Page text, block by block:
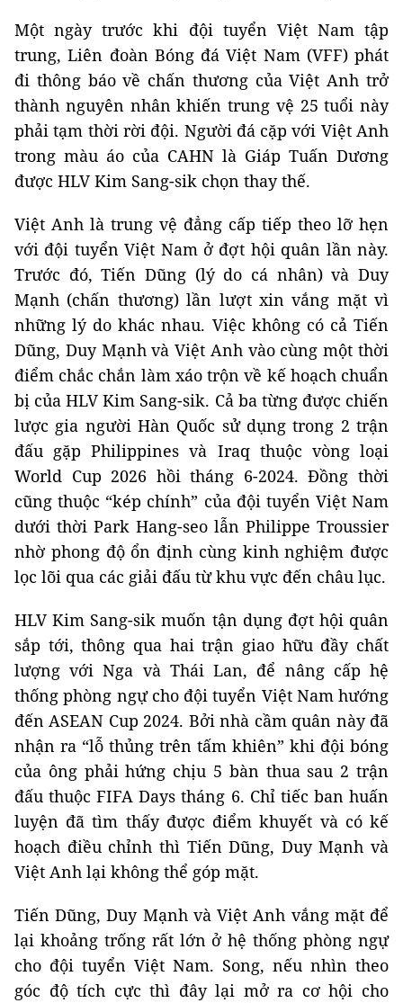
Một ngày trước khi đội tuyển Việt Nam tập
trung, Liên đoàn Bóng đá Việt Nam (VFF) phát
đi thông báo về chấn thương của Việt Anh trở
thành nguyên nhân khiến trung vệ 25 tuổi này
phải tạm thời rời đội. Người đá cặp với Việt Anh
trong màu áo của CAHN là Giáp Tuấn Dương
được HLV Kim Sang-sik chọn thay thế.
Việt Anh là trung vệ đẳng cấp tiếp theo lỡ hẹn
với đội tuyển Việt Nam ở đợt hội quân lần này.
Trước đó, Tiến Dũng (lý do cá nhân) và Duy
Mạnh (chấn thương) lần lượt xin vắng mặt vì
những lý do khác nhau. Việc không có cả Tiến
Dũng, Duy Mạnh và Việt Anh vào cùng một thời
điểm chắc chắn làm xáo trộn về kế hoạch chuẩn
bị của HLV Kim Sang-sik. Cả ba từng được chiến
lược gia người Hàn Quốc sử dụng trong 2 trận
đấu gặp Philippines và Iraq thuộc vòng loại
World Cup 2026 hồi tháng 6-2024. Đồng thời
cũng thuộc “kép chính” của đội tuyển Việt Nam
dưới thời Park Hang-seo lẫn Philippe Troussier
nhờ phong độ ổn định cùng kinh nghiệm được
lọc lõi qua các giải đấu từ khu vực đến châu lục.
HLV Kim Sang-sik muốn tận dụng đợt hội quân
sắp tới, thông qua hai trận giao hữu đầy chất
lượng với Nga và Thái Lan, để nâng cấp hệ
thống phòng ngự cho đội tuyển Việt Nam hướng
đến ASEAN Cup 2024. Bởi nhà cầm quân này đã
nhận ra “lỗ thủng trên tấm khiên” khi đội bóng
của ông phải hứng chịu 5 bàn thua sau 2 trận
đấu thuộc FIFA Days tháng 6. Chỉ tiếc ban huấn
luyện đã tìm thấy được điểm khuyết và có kế
hoạch điều chỉnh thì Tiến Dũng, Duy Mạnh và
Việt Anh lại không thể góp mặt.
Tiến Dũng, Duy Mạnh và Việt Anh vắng mặt để
lại khoảng trống rất lớn ở hệ thống phòng ngự
cho đội tuyển Việt Nam. Song, nếu nhìn theo
góc độ tích cực thì đây lại mở ra cơ hội cho